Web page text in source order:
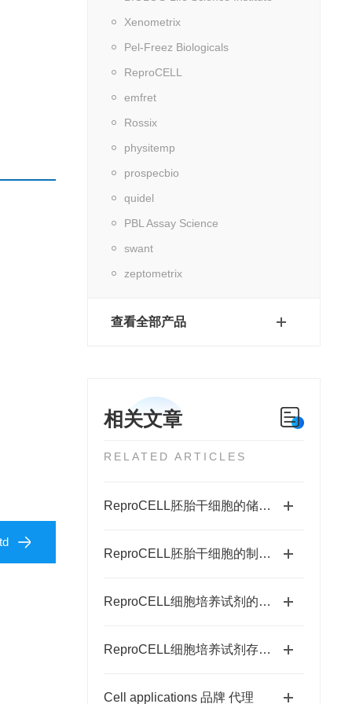
Xenometrix
Pel-Freez Biologicals
ReproCELL
emfret
Rossix
physitemp
prospecbio
quidel
PBL Assay Science
swant
zeptometrix
查看全部产品
相关文章
RELATED ARTICLES
ReproCELL胚胎干细胞的储存及使用要求
ReproCELL胚胎干细胞的制备工艺
ReproCELL细胞培养试剂的应用优势
ReproCELL细胞培养试剂存放要求
Cell applications 品牌 代理